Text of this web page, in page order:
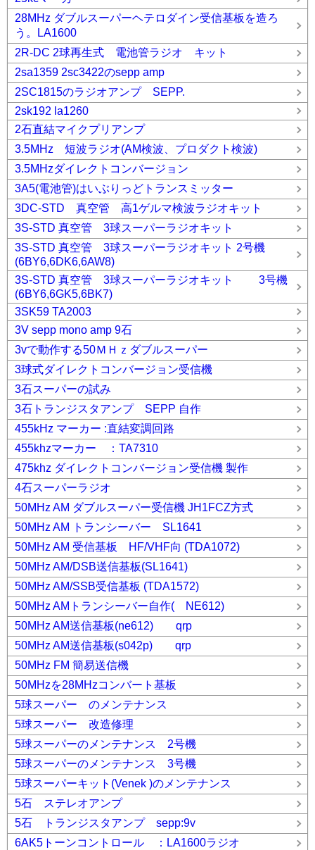
28MHz ダブルスーパーヘテロダイン受信基板を造ろ
う。LA1600
2R-DC 2球再生式 電池管ラジオ キット
2sa1359 2sc3422のsepp amp
2SC1815のラジオアンプ SEPP.
2sk192 la1260
2石直結マイクプリアンプ
3.5MHz 短波ラジオ(AM検波、プロダクト検波)
3.5MHzダイレクトコンバージョン
3A5(電池管)はいぶりっどトランスミッター
3DC-STD 真空管 高1ゲルマ検波ラジオキット
3S-STD 真空管 3球スーパーラジオキット
3S-STD 真空管 3球スーパーラジオキット 2号機
(6BY6,6DK6,6AW8)
3S-STD 真空管 3球スーパーラジオキット 3号機
(6BY6,6GK5,6BK7)
3SK59 TA2003
3V sepp mono amp 9石
3vで動作する50ＭＨｚダブルスーパー
3球式ダイレクトコンバージョン受信機
3石スーパーの試み
3石トランジスタアンプ SEPP 自作
455kHz マーカー :直結変調回路
455khzマーカー ：TA7310
475khz ダイレクトコンバージョン受信機 製作
4石スーパーラジオ
50MHz AM ダブルスーパー受信機 JH1FCZ方式
50MHz AM トランシーバー SL1641
50MHz AM 受信基板 HF/VHF向 (TDA1072)
50MHz AM/DSB送信基板(SL1641)
50MHz AM/SSB受信基板 (TDA1572)
50MHz AMトランシーバー自作( NE612)
50MHz AM送信基板(ne612) qrp
50MHz AM送信基板(s042p) qrp
50MHz FM 簡易送信機
50MHzを28MHzコンバート基板
5球スーパー のメンテナンス
5球スーパー 改造修理
5球スーパーのメンテナンス 2号機
5球スーパーのメンテナンス 3号機
5球スーパーキット(Venek )のメンテナンス
5石 ステレオアンプ
5石 トランジスタアンプ sepp:9v
6AK5トーンコントロール ：LA1600ラジオ